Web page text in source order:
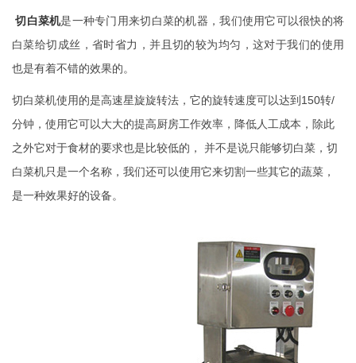
切白菜机是一种专门用来切白菜的机器，我们使用它可以很快的将
白菜给切成丝，省时省力，并且切的较为均匀，这对于我们的使用
也是有着不错的效果的。
切白菜机使用的是高速星旋旋转法，它的旋转速度可以达到150转/
分钟，使用它可以大大的提高厨房工作效率，降低人工成本，除此
之外它对于食材的要求也是比较低的， 并不是说只能够切白菜，切
白菜机只是一个名称，我们还可以使用它来切割一些其它的蔬菜，
是一种效果好的设备。